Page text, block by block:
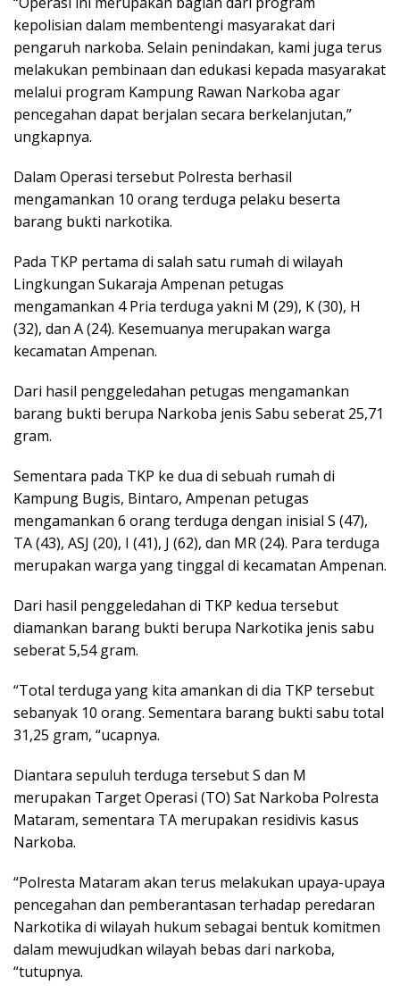
kepolisian dalam membentengi masyarakat dari
pengaruh narkoba. Selain penindakan, kami juga terus
melakukan pembinaan dan edukasi kepada masyarakat
melalui program Kampung Rawan Narkoba agar
pencegahan dapat berjalan secara berkelanjutan,”
ungkapnya.
Dalam Operasi tersebut Polresta berhasil
mengamankan 10 orang terduga pelaku beserta
barang bukti narkotika.
Pada TKP pertama di salah satu rumah di wilayah
Lingkungan Sukaraja Ampenan petugas
mengamankan 4 Pria terduga yakni M (29), K (30), H
(32), dan A (24). Kesemuanya merupakan warga
kecamatan Ampenan.
Dari hasil penggeledahan petugas mengamankan
barang bukti berupa Narkoba jenis Sabu seberat 25,71
gram.
Sementara pada TKP ke dua di sebuah rumah di
Kampung Bugis, Bintaro, Ampenan petugas
mengamankan 6 orang terduga dengan inisial S (47),
TA (43), ASJ (20), I (41), J (62), dan MR (24). Para terduga
merupakan warga yang tinggal di kecamatan Ampenan.
Dari hasil penggeledahan di TKP kedua tersebut
diamankan barang bukti berupa Narkotika jenis sabu
seberat 5,54 gram.
“Total terduga yang kita amankan di dia TKP tersebut
sebanyak 10 orang. Sementara barang bukti sabu total
31,25 gram, “ucapnya.
Diantara sepuluh terduga tersebut S dan M
merupakan Target Operasi (TO) Sat Narkoba Polresta
Mataram, sementara TA merupakan residivis kasus
Narkoba.
“Polresta Mataram akan terus melakukan upaya-upaya
pencegahan dan pemberantasan terhadap peredaran
Narkotika di wilayah hukum sebagai bentuk komitmen
dalam mewujudkan wilayah bebas dari narkoba,
“tutupnya.